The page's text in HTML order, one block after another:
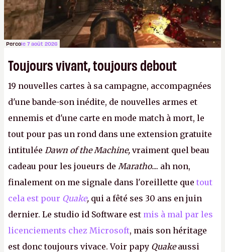
Percole 7 août 2026
Toujours vivant, toujours debout
19 nouvelles cartes à sa campagne, accompagnées
d'une bande-son inédite, de nouvelles armes et
ennemis et d'une carte en mode match à mort, le
tout pour pas un rond dans une extension gratuite
intitulée Dawn of the Machine, vraiment quel beau
cadeau pour les joueurs de Maratho.... ah non,
finalement on me signale dans l'oreillette que tout
cela est pour Quake, qui a fêté ses 30 ans en juin
dernier. Le studio id Software est mis à mal par les
licenciements chez Microsoft, mais son héritage
est donc toujours vivace. Voir papy Quakeaussi